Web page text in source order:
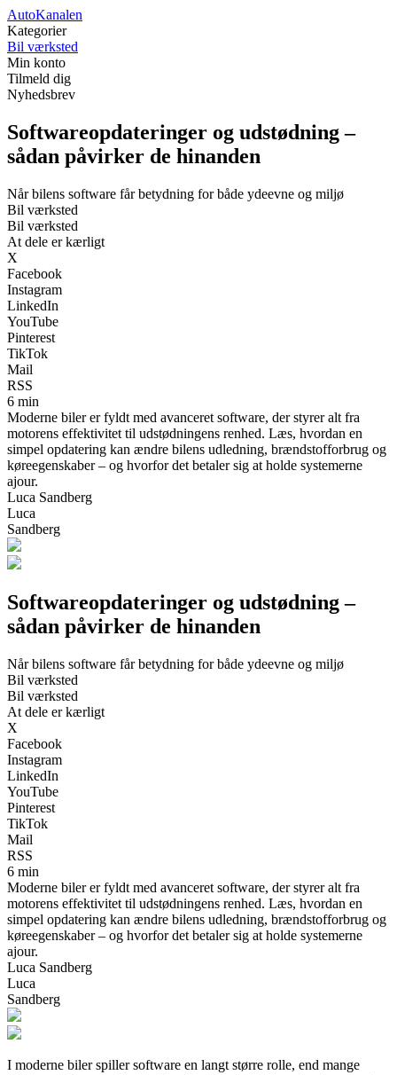
AutoKanalen
Kategorier
Bil værksted
Min konto
Tilmeld dig
Nyhedsbrev
Softwareopdateringer og udstødning –
sådan påvirker de hinanden
Når bilens software får betydning for både ydeevne og miljø
Bil værksted
Bil værksted
At dele er kærligt
X
Facebook
Instagram
LinkedIn
YouTube
Pinterest
TikTok
Mail
RSS
6 min
Moderne biler er fyldt med avanceret software, der styrer alt fra
motorens effektivitet til udstødningens renhed. Læs, hvordan en
simpel opdatering kan ændre bilens udledning, brændstofforbrug og
køreegenskaber – og hvorfor det betaler sig at holde systemerne
ajour.
Luca Sandberg
Luca
Sandberg
Softwareopdateringer og udstødning –
sådan påvirker de hinanden
Når bilens software får betydning for både ydeevne og miljø
Bil værksted
Bil værksted
At dele er kærligt
X
Facebook
Instagram
LinkedIn
YouTube
Pinterest
TikTok
Mail
RSS
6 min
Moderne biler er fyldt med avanceret software, der styrer alt fra
motorens effektivitet til udstødningens renhed. Læs, hvordan en
simpel opdatering kan ændre bilens udledning, brændstofforbrug og
køreegenskaber – og hvorfor det betaler sig at holde systemerne
ajour.
Luca Sandberg
Luca
Sandberg
I moderne biler spiller software en langt større rolle, end mange